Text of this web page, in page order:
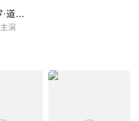
保罗·道格拉斯
主演